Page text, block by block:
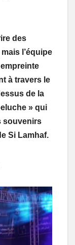
des
l’équipe
à travers le
de la
» qui
souvenirs
Si Lamhaf.